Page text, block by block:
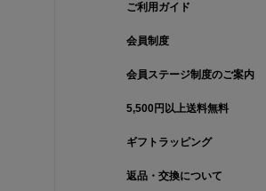
ご利用ガイド
会員制度
会員ステージ制度のご案内
5,500円以上送料無料
ギフトラッピング
返品・交換について